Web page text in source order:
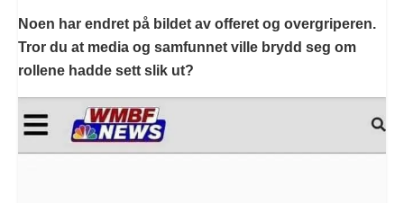
Noen har endret på bildet av offeret og overgriperen.
Tror du at media og samfunnet ville brydd seg om
rollene hadde sett slik ut?